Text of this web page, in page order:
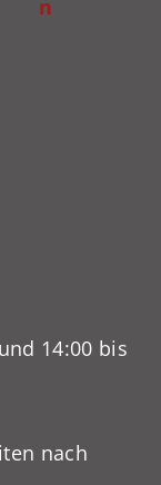
n
14:00 bis
nach